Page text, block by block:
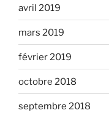
avril 2019
mars 2019
février 2019
octobre 2018
septembre 2018